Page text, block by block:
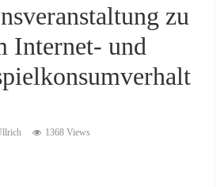
zu
Internet- und
1368 Views